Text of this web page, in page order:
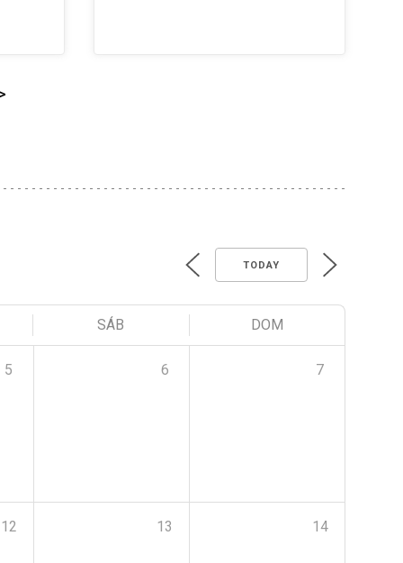
TODAY
SÁB DOM
5 6 7
12 13 14